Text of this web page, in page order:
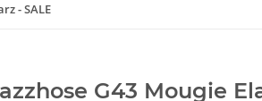
- SALE
G43 Mougie